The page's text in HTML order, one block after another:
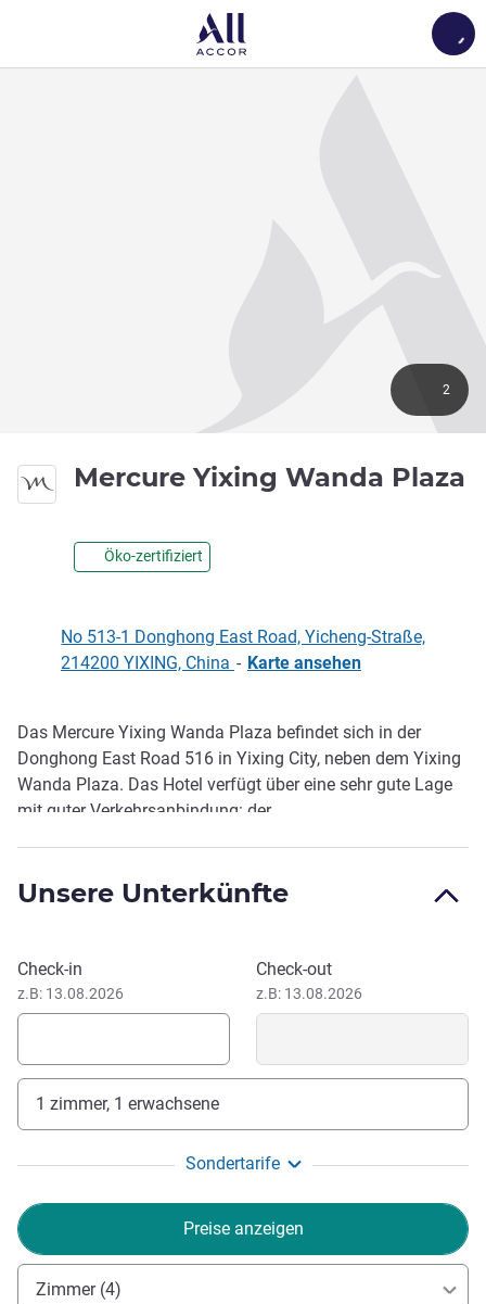
Mercure Yixing Wanda Plaza
Öko-zertifiziert
2
No 513-1 Donghong East Road, Yicheng-Straße,
214200 YIXING, China - Karte ansehen
Beschreibung
Das Mercure Yixing Wanda Plaza befindet sich in der
Donghong East Road 516 in Yixing City, neben dem Yixing
Wanda Plaza. Das Hotel verfügt über eine sehr gute Lage
mit guter Verkehrsanbindung: der
Bamboo Sea Scenic Area (A4) entfernt.
Unsere Unterkünfte
Dieses Hotel buchen
Check-in
z.B: 13.08.2026
Check-out
z.B: 13.08.2026
1 zimmer, 1 erwachsene
Sondertarife
Preise anzeigen
Zimmer (4)